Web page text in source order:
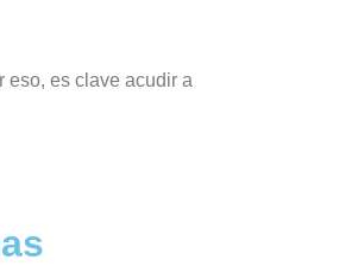
eso, es clave acudir a